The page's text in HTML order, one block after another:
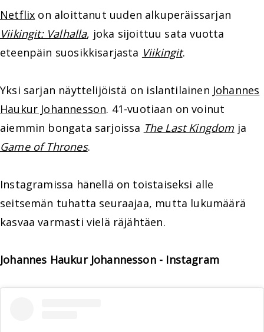
Netflix on aloittanut uuden alkuperäissarjan
Viikingit: Valhalla, joka sijoittuu sata vuotta
eteenpäin suosikkisarjasta Viikingit.
Yksi sarjan näyttelijöistä on islantilainen Johannes
Haukur Johannesson. 41-vuotiaan on voinut
aiemmin bongata sarjoissa The Last Kingdom ja
Game of Thrones.
Instagramissa hänellä on toistaiseksi alle
seitsemän tuhatta seuraajaa, mutta lukumäärä
kasvaa varmasti vielä räjähtäen.
Johannes Haukur Johannesson - Instagram